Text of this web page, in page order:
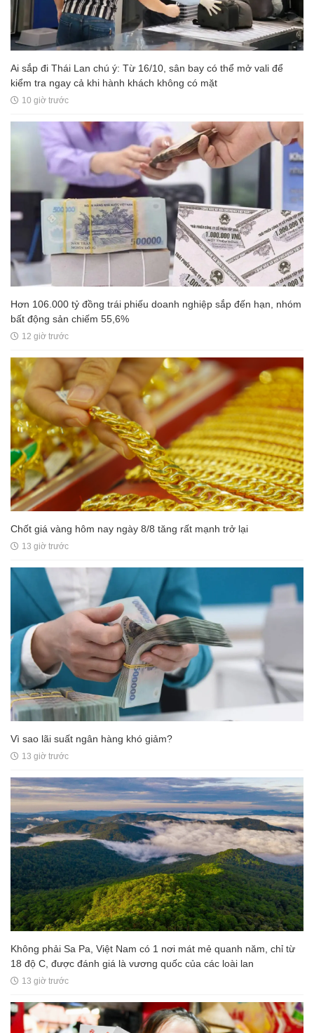
Ai sắp đi Thái Lan chú ý: Từ 16/10, sân bay có thể mở vali để
kiểm tra ngay cả khi hành khách không có mặt
10 giờ trước
Hơn 106.000 tỷ đồng trái phiếu doanh nghiệp sắp đến hạn, nhóm
bất động sản chiếm 55,6%
12 giờ trước
Chốt giá vàng hôm nay ngày 8/8 tăng rất mạnh trở lại
13 giờ trước
Vì sao lãi suất ngân hàng khó giảm?
13 giờ trước
Không phải Sa Pa, Việt Nam có 1 nơi mát mẻ quanh năm, chỉ từ
18 độ C, được đánh giá là vương quốc của các loài lan
13 giờ trước